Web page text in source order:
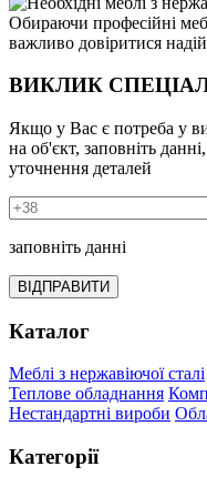
Обираючи професійні
важливо довіритися
ВИКЛИК
Якщо у Вас є потреба у
на об'єкт, заповніть
уточнення деталей
заповніть данні
ВІДПРАВИТИ
Каталог
Меблі з нержавіючої сталі
Теплове обладнання
Нестандартні вироби
Категорії